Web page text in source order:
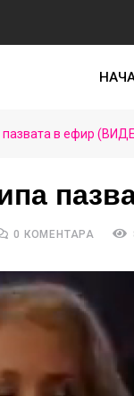
пазвата в ефир
0 КОМЕНТАРА